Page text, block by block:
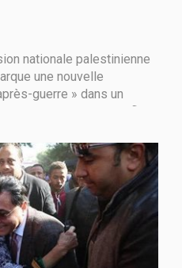
nationale palestinienne
une nouvelle
guerre » dans un
cette commission